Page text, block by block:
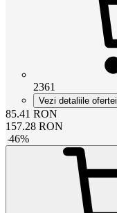
2361
Vezi detaliile ofertei
85.41 RON
157.28 RON
-46%